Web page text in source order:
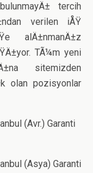
tercih
verilen iÅŸ
alÄ±nmanÄ±z
TÃ¼m yeni
sitemizden
olan pozisyonlar
(Avr.) Garanti
(Asya) Garanti